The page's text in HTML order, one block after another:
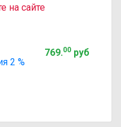
на сайте
2 %
769.00руб